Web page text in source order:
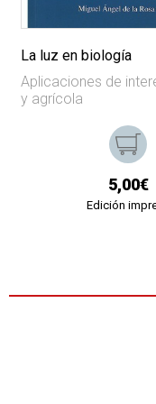
La luz en biología
Aplicaciones de
y agrícola
5,00€
Edición